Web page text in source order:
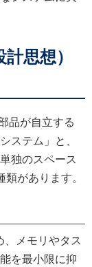
思想）
品が自立する
ステム」と、
独のスペース
があります。
、メモリやタス
を最小限に抑